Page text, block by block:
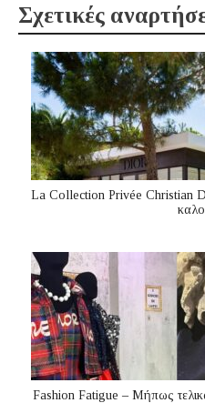
Σχετικές
La Collection Privée Christian
Fashion Fatigue – Μήπως